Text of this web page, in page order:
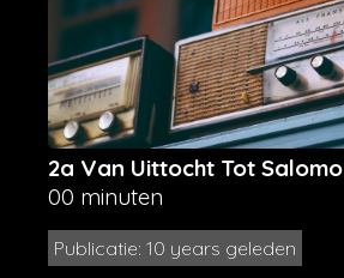
2a Van Uittocht Tot Salomo
00 minuten
Publicatie: 10 years geleden